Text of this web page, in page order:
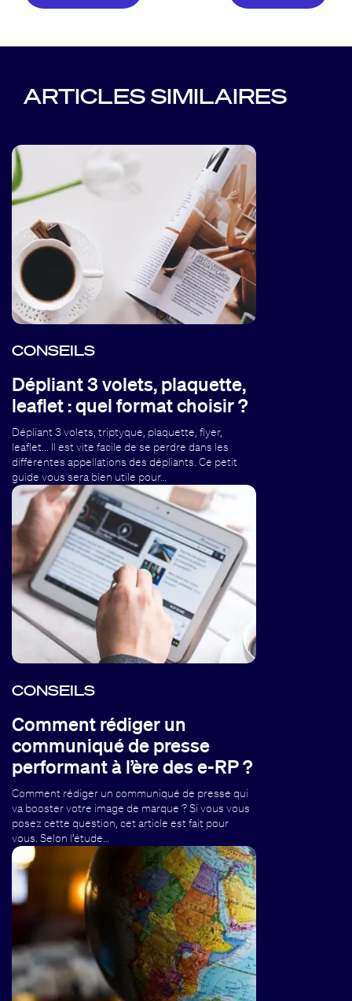
ARTICLES SIMILAIRES
CONSEILS
Dépliant 3 volets, plaquette,
leaflet : quel format choisir ?
Dépliant 3 volets, triptyque, plaquette, flyer,
leaflet... Il est vite facile de se perdre dans les
différentes appellations des dépliants. Ce petit
guide vous sera bien utile pour…
CONSEILS
Comment rédiger un
communiqué de presse
performant à l’ère des e-RP ?
Comment rédiger un communiqué de presse qui
va booster votre image de marque ? Si vous vous
posez cette question, cet article est fait pour
vous. Selon l’étude…